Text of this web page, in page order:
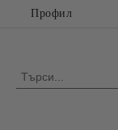
Профил